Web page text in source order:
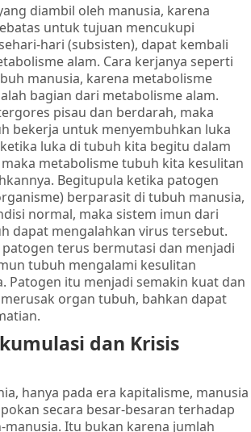
diambil oleh manusia, karena
untuk tujuan mencukupi
hari (subsisten), dapat kembali
alam. Cara kerjanya seperti
manusia, karena metabolisme
bagian dari metabolisme alam.
pisau dan berdarah, maka
bekerja untuk menyembuhkan luka
luka di tubuh kita begitu dalam
metabolisme tubuh kita kesulitan
Begitupula ketika patogen
berparasit di tubuh manusia,
normal, maka sistem imun dari
dapat mengalahkan virus tersebut.
terus bermutasi dan menjadi
tubuh mengalami kesulitan
Patogen itu menjadi semakin kuat dan
organ tubuh, bahkan dapat
dan Krisis
hanya pada era kapitalisme, manusia
secara besar-besaran terhadap
manusia. Itu bukan karena jumlah